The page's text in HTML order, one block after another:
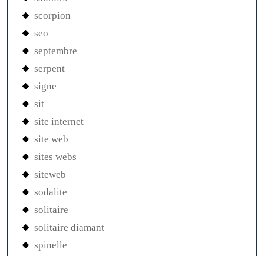
scorpion
seo
septembre
serpent
signe
sit
site internet
site web
sites webs
siteweb
sodalite
solitaire
solitaire diamant
spinelle